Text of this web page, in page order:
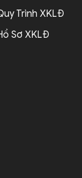
Trình XKLĐ
Sơ XKLĐ